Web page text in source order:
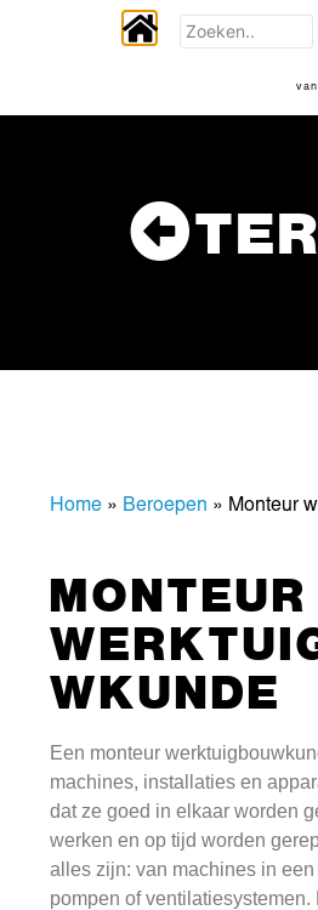
Home » Beroepen » Monteur
MONTEUR
WKUNDE
Een monteur
machines, installaties en
dat ze goed in elkaar worden
werken en op tijd worden
alles zijn: van machines in een
pompen of ventilatiesystemen.